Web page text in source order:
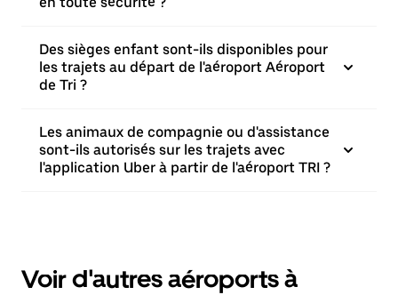
Des sièges enfant sont-ils disponibles pour
les trajets au départ de l'aéroport Aéroport
de Tri ?
Les animaux de compagnie ou d'assistance
sont-ils autorisés sur les trajets avec
l'application Uber à partir de l'aéroport TRI ?
Voir d'autres aéroports à